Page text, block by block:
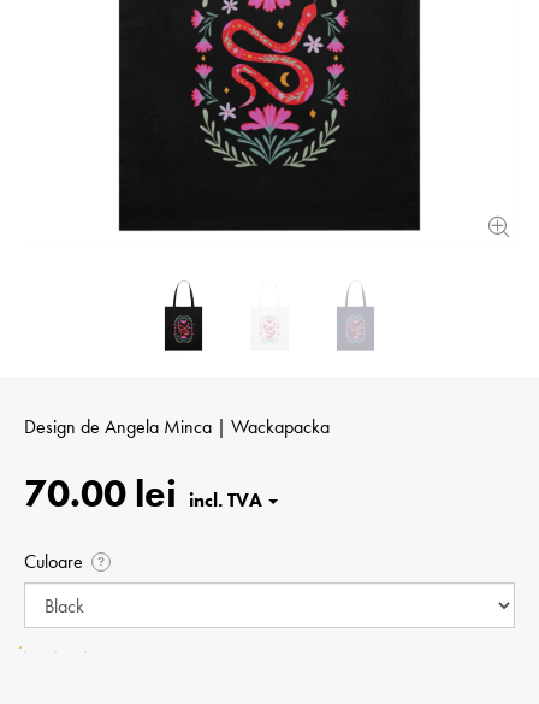
Design de Angela Minca | Wackapacka
70.00 lei
Culoare ?